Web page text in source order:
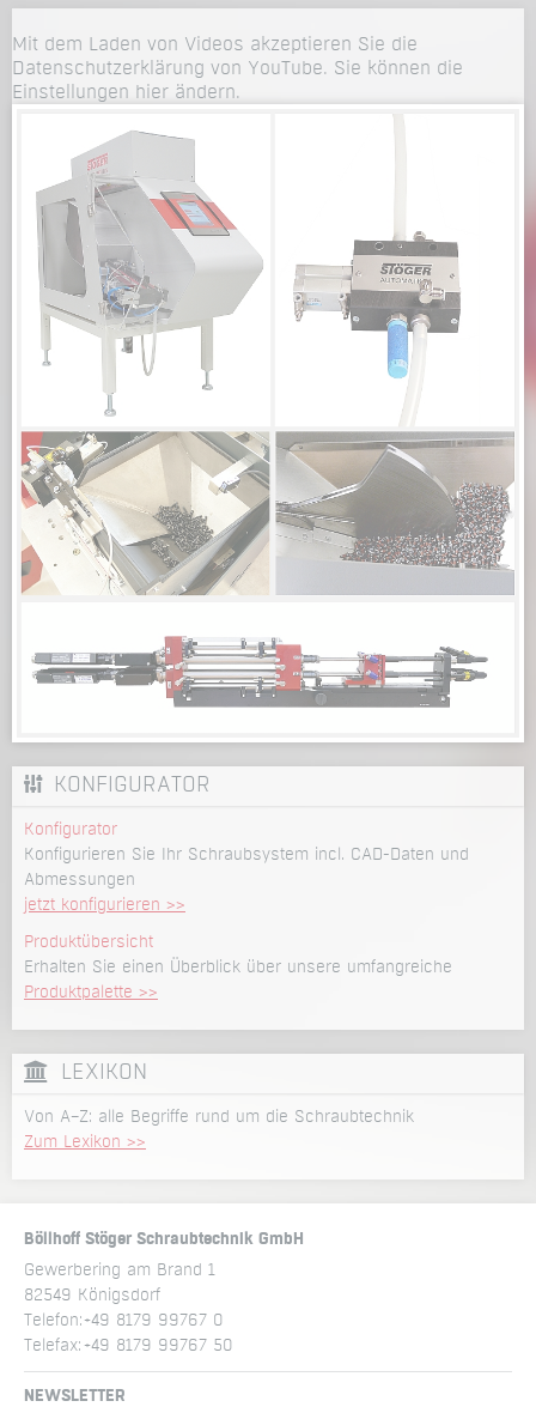
Mit dem Laden von Videos akzeptieren Sie die
Datenschutzerklärung von YouTube. Sie können die
Einstellungen hier ändern.
KONFIGURATOR
Konfigurator
Konfigurieren Sie Ihr Schraubsystem incl. CAD-Daten und
Abmessungen
jetzt konfigurieren >>
Produktübersicht
Erhalten Sie einen Überblick über unsere umfangreiche
Produktpalette >>
LEXIKON
Von A–Z: alle Begriffe rund um die Schraubtechnik
Zum Lexikon >>
Böllhoff Stöger Schraubtechnik GmbH
Gewerbering am Brand 1
82549 Königsdorf
Telefon:+49 8179 99767 0
Telefax:+49 8179 99767 50
NEWSLETTER